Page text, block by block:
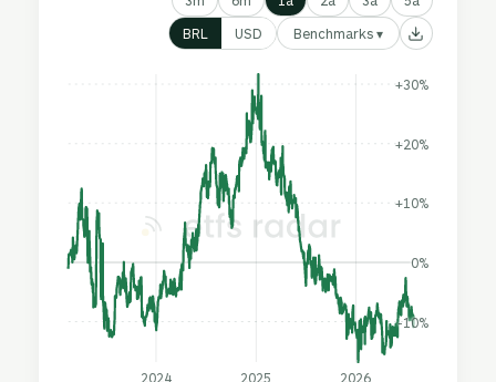
BRL USD Benchmarks ▾
-10%
0%
+10%
+20%
+30%
2024 2025 2026